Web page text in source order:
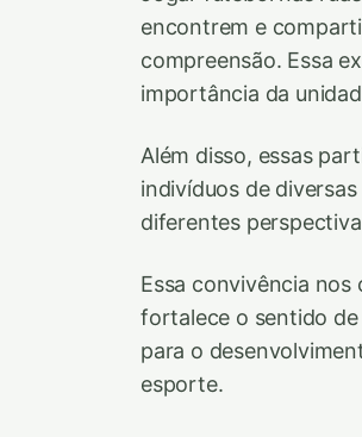
encontrem e
compreensão. Essa
importância da
Além disso, essas
indivíduos de
diferentes
Essa convivência
fortalece o sentido
para o
esporte.